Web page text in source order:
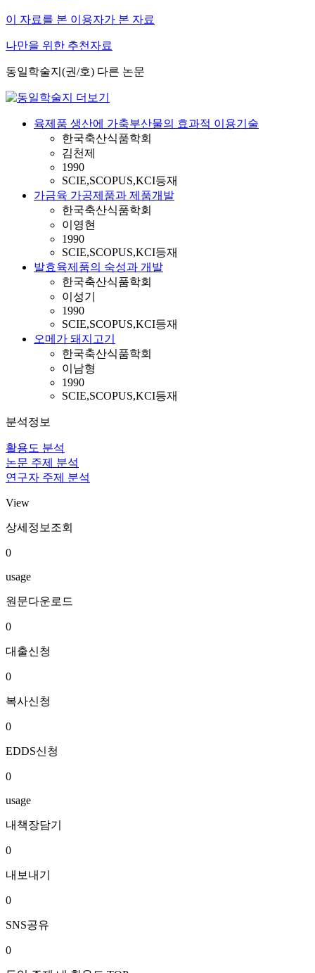
이 자료를 본 이용자가 본 자료
나만을 위한 추천자료
동일학술지(권/호) 다른 논문
육제품 생산에 가축부산물의 효과적 이용기술
한국축산식품학회
김천제
1990
SCIE,SCOPUS,KCI등재
가금육 가공제품과 제품개발
한국축산식품학회
이영현
1990
SCIE,SCOPUS,KCI등재
발효육제품의 숙성과 개발
한국축산식품학회
이성기
1990
SCIE,SCOPUS,KCI등재
오메가 돼지고기
한국축산식품학회
이남형
1990
SCIE,SCOPUS,KCI등재
분석정보
활용도 분석
논문 주제 분석
연구자 주제 분석
View
상세정보조회
0
usage
원문다운로드
0
대출신청
0
복사신청
0
EDDS신청
0
usage
내책장담기
0
내보내기
0
SNS공유
0